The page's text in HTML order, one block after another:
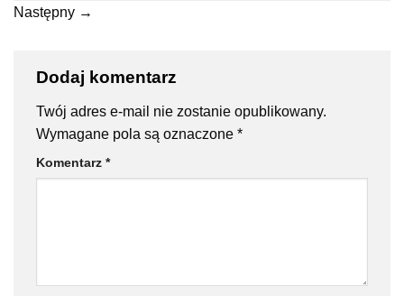
Następny →
Dodaj komentarz
Twój adres e-mail nie zostanie opublikowany.
Wymagane pola są oznaczone *
Komentarz *